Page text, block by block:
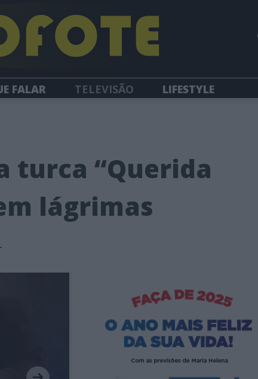
FALAR TELEVISÃO
LIFESTYLE
turca “Querida
lágrimas